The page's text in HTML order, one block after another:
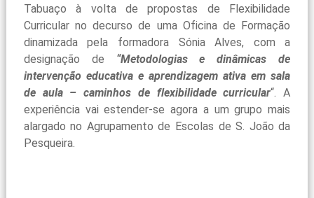
Tabuaço à volta de propostas de Flexibilidade
Curricular no decurso de uma Oficina de Formação
dinamizada pela formadora Sónia Alves, com a
designação de “Metodologias e dinâmicas de
intervenção educativa e aprendizagem ativa em sala
de aula – caminhos de flexibilidade curricular“. A
experiência vai estender-se agora a um grupo mais
alargado no Agrupamento de Escolas de S. João da
Pesqueira.